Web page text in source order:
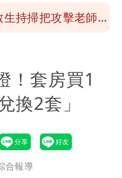
生持掃把攻擊老師
萬獎學金延續愛
Uber Eats曝外送
歲 畢生推動閱讀
！套房買1
換2套」
合報導